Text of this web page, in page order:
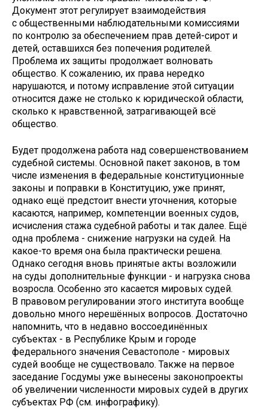
Документ этот регулирует взаимодействия
с общественными наблюдательными комиссиями
по контролю за обеспечением прав детей-сирот и
детей, оставшихся без попечения родителей.
Проблема их защиты продолжает волновать
общество. К сожалению, их права нередко
нарушаются, и потому исправление этой ситуации
относится даже не столько к юридической области,
сколько к нравственной, затрагивающей всё
общество.
Будет продолжена работа над совершенствованием
судебной системы. Основной пакет законов, в том
числе изменения в федеральные конституционные
законы и поправки в Конституцию, уже принят,
однако ещё предстоит внести уточнения, которые
касаются, например, компетенции военных судов,
исчисления стажа судебной работы и так далее. Ещё
одна проблема - снижение нагрузки на судей. На
какое-то время она была практически решена.
Однако сегодня вновь принятые акты возложили
на суды дополнительные функции - и нагрузка снова
возросла. Особенно это касается мировых судей.
В правовом регулировании этого института вообще
довольно много нерешённых вопросов. Достаточно
напомнить, что в недавно воссоединённых
субъектах - в Республике Крым и городе
федерального значения Севастополе - мировых
судей вообще не существовало. Также на первое
заседание Госдумы уже вынесены законопроекты
об увеличении численности мировых судей в других
субъектах РФ (см. инфографику).